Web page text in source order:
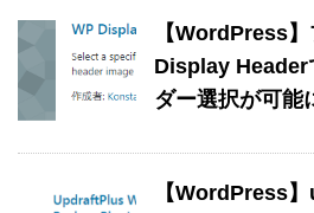
【WordPress
Display Header
ダー選択が可能
【WordPress